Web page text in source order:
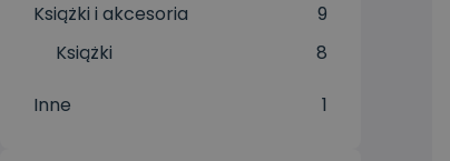
Książki i akcesoria
9
Książki
8
Inne 1